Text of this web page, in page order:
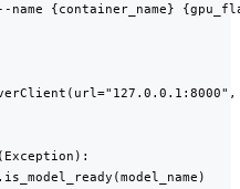
name {container_name}